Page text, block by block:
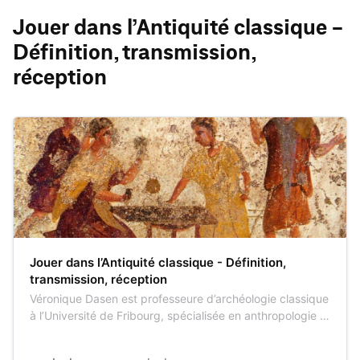
Jouer dans l’Antiquité classique -
Définition, transmission,
réception
Jouer dans l’Antiquité classique - Définition,
transmission, réception
Véronique Dasen est professeure d’archéologie classique
à l’Université de Fribourg, spécialisée en anthropologie et